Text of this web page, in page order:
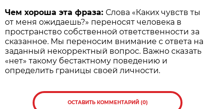
Чем хороша эта фраза: Слова «Каких чувств ты
от меня ожидаешь?» переносят человека в
пространство собственной ответственности за
сказанное. Мы переносим внимание с ответа на
заданный некорректный вопрос. Важно сказать
«нет» такому бестактному поведению и
определить границы своей личности.
ОСТАВИТЬ КОММЕНТАРИЙ (0)